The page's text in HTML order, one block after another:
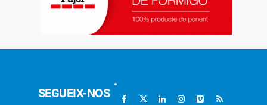
SEGUEIX-NOS